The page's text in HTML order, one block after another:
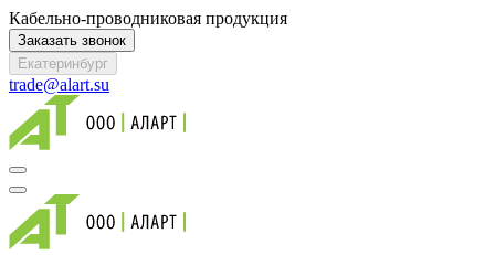
Кабельно-проводниковая продукция
Заказать звонок
Екатеринбург
trade@alart.su